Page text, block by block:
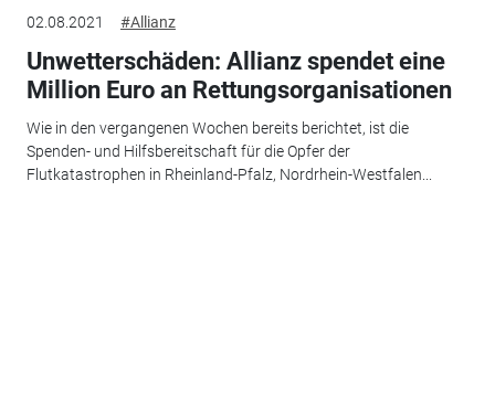
02.08.2021 #Allianz
Unwetterschäden: Allianz spendet eine
Million Euro an Rettungsorganisationen
Wie in den vergangenen Wochen bereits berichtet, ist die
Spenden- und Hilfsbereitschaft für die Opfer der
Flutkatastrophen in Rheinland-Pfalz, Nordrhein-Westfalen...